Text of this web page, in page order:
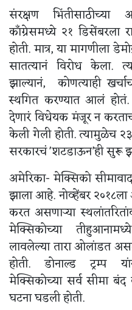
संरक्षण
कॉंग्रेसमध्ये २१ डिसेंबरला
होती. मात्र, या मागणीला
सातत्यानं विरोध केला.
झाल्यानं, कोणत्याही
स्थगित करण्यात आलं होतं.
देणारं विधेयक मंजूर न
केली गेली होती. त्यामुळेच
सरकारचं 'शटडाऊन’ही सुरू
अमेरिका- मेक्सिको
झाला आहे. नोव्हेंबर
करत असणाऱ्या
मेक्सिकोच्या
लावलेल्या तारा ओलांडत
होती. डोनाल्ड ट्रम्प
मेक्सिकोच्या सर्व सीमा बंद
घटना घडली होती.